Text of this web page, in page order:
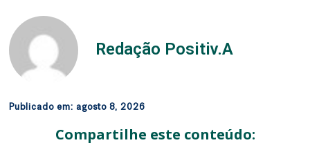
Redação Positiv.A
Publicado em:agosto 8, 2026
Compartilhe este conteúdo: